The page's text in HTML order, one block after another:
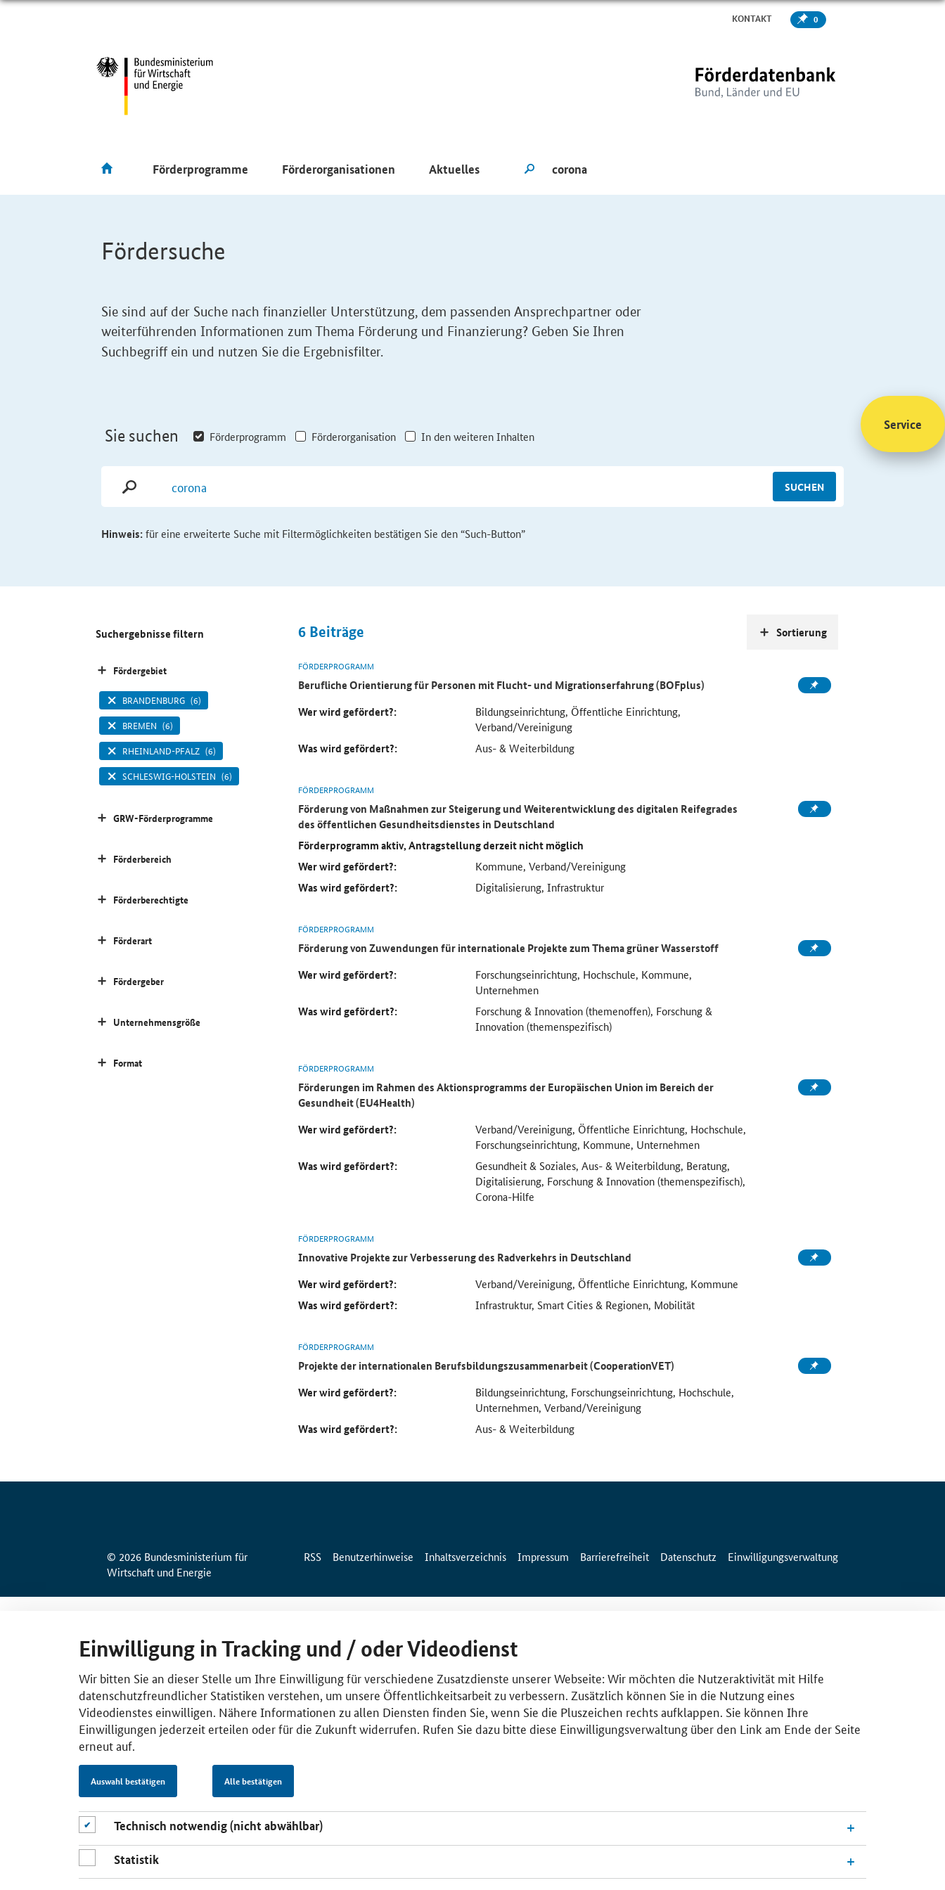
KONTAKT 0
Förderprogramme Förderorganisationen Aktuelles
Fördersuche
Sie sind auf der Suche nach finanzieller Unterstützung, dem passenden Ansprechpartner oder
weiterführenden Informationen zum Thema Förderung und Finanzierung? Geben Sie Ihren
Suchbegriff ein und nutzen Sie die Ergebnisfilter.
Sie suchen Förderprogramm Förderorganisation In den weiteren Inhalten
SUCHEN
Hinweis:für eine erweiterte Suche mit Filtermöglichkeiten bestätigen Sie den “Such-Button”
6 Beiträge
FÖRDERPROGRAMM
Berufliche Orientierung für Personen mit Flucht- und Migrationserfahrung (BOFplus)
Wer wird gefördert?:
Bildungseinrichtung, Öffentliche Einrichtung,
Verband/Vereinigung
Was wird gefördert?: Aus- & Weiterbildung
FÖRDERPROGRAMM
Förderung von Maßnahmen zur Steigerung und Weiterentwicklung des digitalen Reifegrades
des öffentlichen Gesundheitsdienstes in Deutschland
Förderprogramm aktiv, Antragstellung derzeit nicht möglich
Wer wird gefördert?:
Kommune, Verband/Vereinigung
Was wird gefördert?: Digitalisierung, Infrastruktur
FÖRDERPROGRAMM
Förderung von Zuwendungen für internationale Projekte zum Thema grüner Wasserstoff
Wer wird gefördert?:
Forschungseinrichtung, Hochschule, Kommune,
Unternehmen
Was wird gefördert?:
Forschung & Innovation (themenoffen), Forschung &
Innovation (themenspezifisch)
FÖRDERPROGRAMM
Förderungen im Rahmen des Aktionsprogramms der Europäischen Union im Bereich der
Gesundheit (EU4Health)
Wer wird gefördert?:
Verband/Vereinigung, Öffentliche Einrichtung, Hochschule,
Forschungseinrichtung, Kommune, Unternehmen
Was wird gefördert?:
Gesundheit & Soziales, Aus- & Weiterbildung, Beratung,
Digitalisierung, Forschung & Innovation (themenspezifisch),
Corona-Hilfe
FÖRDERPROGRAMM
Innovative Projekte zur Verbesserung des Radverkehrs in Deutschland
Wer wird gefördert?:
Verband/Vereinigung, Öffentliche Einrichtung, Kommune
Was wird gefördert?: Infrastruktur, Smart Cities & Regionen, Mobilität
FÖRDERPROGRAMM
Projekte der internationalen Berufsbildungszusammenarbeit (CooperationVET)
Wer wird gefördert?:
Bildungseinrichtung, Forschungseinrichtung, Hochschule,
Unternehmen, Verband/Vereinigung
Was wird gefördert?: Aus- & Weiterbildung
Sortierung
Suchergebnisse filtern
Fördergebiet
BRANDENBURG (6)
BREMEN (6)
RHEINLAND-PFALZ (6)
SCHLESWIG-HOLSTEIN (6)
GRW-Förderprogramme
Förderbereich
Förderberechtigte
Förderart
Fördergeber
Unternehmensgröße
Format
Service
© 2026 Bundesministerium für
Wirtschaft und Energie
RSS Benutzerhinweise Inhaltsverzeichnis Impressum Barrierefreiheit Datenschutz Einwilligungsverwaltung
Einwilligung in Tracking und / oder Videodienst
Wir bitten Sie an dieser Stelle um Ihre Einwilligung für verschiedene Zusatzdienste unserer Webseite: Wir möchten die Nutzeraktivität mit Hilfe
datenschutzfreundlicher Statistiken verstehen, um unsere Öffentlichkeitsarbeit zu verbessern. Zusätzlich können Sie in die Nutzung eines
Videodienstes einwilligen. Nähere Informationen zu allen Diensten finden Sie, wenn Sie die Pluszeichen rechts aufklappen. Sie können Ihre
Einwilligungen jederzeit erteilen oder für die Zukunft widerrufen. Rufen Sie dazu bitte diese Einwilligungsverwaltung über den Link am Ende der Seite
erneut auf.
Auswahl bestätigen Alle bestätigen
Technisch notwendig (nicht abwählbar)
Statistik